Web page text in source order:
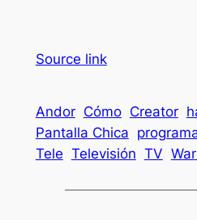
Source link
Andor Cómo Creator
Pantalla Chica
Tele Televisión TV